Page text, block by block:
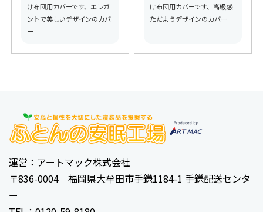
け布団用カバーです、エレガ
ントで美しいデザインのカバ
ー
け布団用カバーです、高級感
ただようデザインのカバー
運営：アートマック株式会社
〒836-0004 福岡県大牟田市手鎌1184-1 手鎌配送センタ
ー